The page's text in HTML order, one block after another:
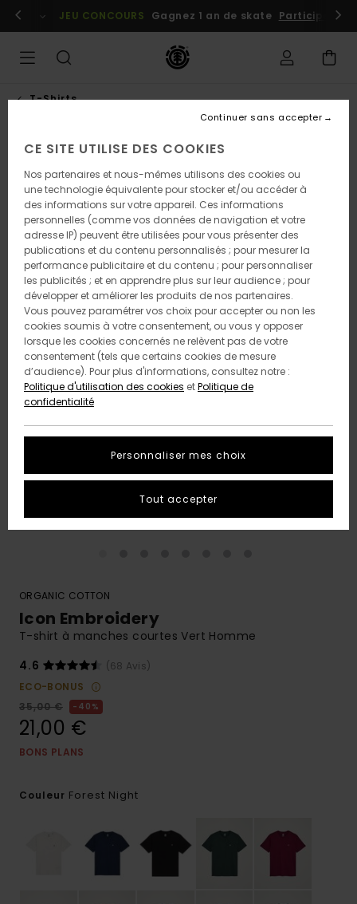
l'information
Se connecter / s'inscrire
JEU CONCOURS Gagnez 1 an de skate Participez
T-Shirts
ORGANIC COTTON
Icon Embroidery
T-shirt à manches courtes Vert Homme
4.6
(68 Avis)
ECO-BONUS
35,00 €
40%
21,00 €
BONS PLANS
Couleur Forest Night
CE SITE UTILISE DES COOKIES
Nos partenaires et nous-mêmes utilisons des cookies ou
une technologie équivalente pour stocker et/ou accéder à
des informations sur votre appareil. Ces informations
personnelles (comme vos données de navigation et votre
adresse IP) peuvent être utilisées pour vous présenter des
publications et du contenu personnalisés ; pour mesurer la
performance publicitaire et du contenu ; pour personnaliser
les publicités ; et en apprendre plus sur leur audience ; pour
développer et améliorer les produits de nos partenaires.
Vous pouvez paramétrer vos choix pour accepter ou non les
cookies soumis à votre consentement, ou vous y opposer
lorsque les cookies concernés ne relèvent pas de votre
consentement (tels que certains cookies de mesure
d’audience). Pour plus d'informations, consultez notre :
Politique d'utilisation des cookies etPolitique de
confidentialité
Personnaliser mes choix
Continuer sans accepter
Tout accepter